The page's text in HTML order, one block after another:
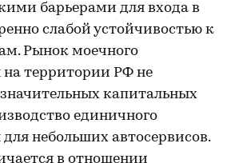
барьерами для входа в
слабой устойчивостью к
Рынок моечного
на территории РФ не
капитальных
единичного
небольших автосервисов.
в отношении